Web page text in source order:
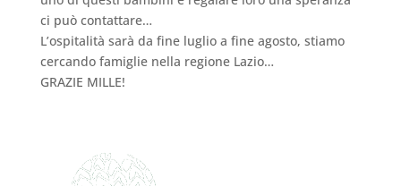
ci può contattare…
L’ospitalità sarà da fine luglio a fine agosto, stiamo
cercando famiglie nella regione Lazio…
GRAZIE MILLE!